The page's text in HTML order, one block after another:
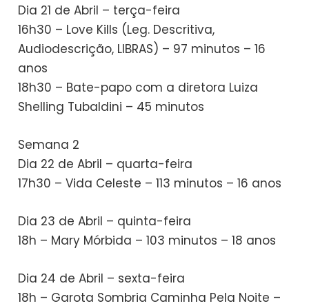
Dia 21 de Abril – terça-feira
16h30 – Love Kills (Leg. Descritiva,
Audiodescrição, LIBRAS) – 97 minutos – 16
anos
18h30 – Bate-papo com a diretora Luiza
Shelling Tubaldini – 45 minutos
Semana 2
Dia 22 de Abril – quarta-feira
17h30 – Vida Celeste – 113 minutos – 16 anos
Dia 23 de Abril – quinta-feira
18h – Mary Mórbida – 103 minutos – 18 anos
Dia 24 de Abril – sexta-feira
18h – Garota Sombria Caminha Pela Noite –